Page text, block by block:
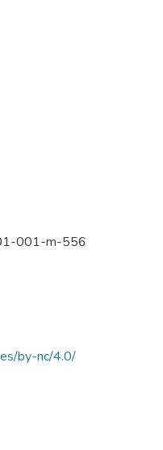
001-m-556
by-nc/4.0/